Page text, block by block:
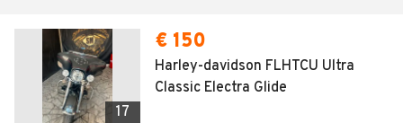
17
€ 150
Harley-davidson FLHTCU Ultra
Classic Electra Glide